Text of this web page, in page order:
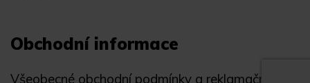
Obchodní informace
Všeobecné obchodní podmínky a reklamační řád